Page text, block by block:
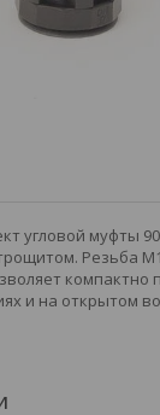
угловой муфты
Резьба
и на открытом